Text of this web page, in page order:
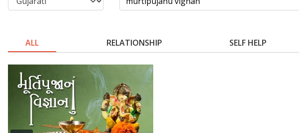
ALL RELATIONSHIP SELF HELP